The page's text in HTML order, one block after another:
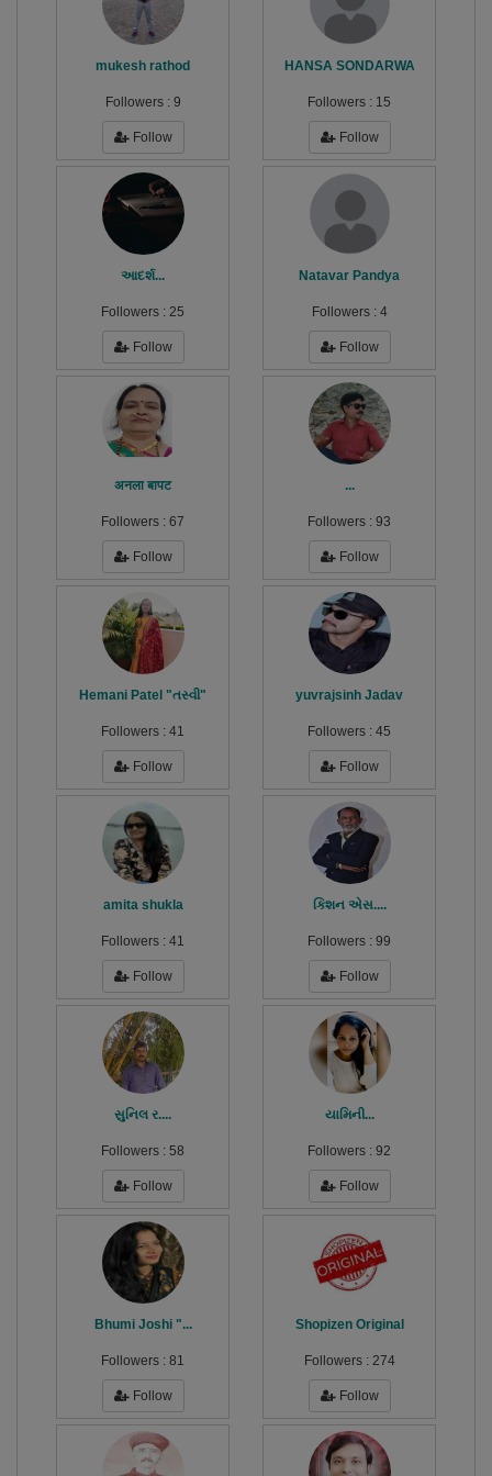
mukesh rathod
Followers : 9
Follow
HANSA SONDARWA
Followers : 15
Follow
આદર્શ...
Followers : 25
Follow
Natavar Pandya
Followers : 4
Follow
अनला बापट
Followers : 67
Follow
...
Followers : 93
Follow
Hemani Patel "તસ્વી"
Followers : 41
Follow
yuvrajsinh Jadav
Followers : 45
Follow
amita shukla
Followers : 41
Follow
કિશન એસ....
Followers : 99
Follow
સુનિલ ર....
Followers : 58
Follow
યામિની...
Followers : 92
Follow
Bhumi Joshi "...
Followers : 81
Follow
Shopizen Original
Followers : 274
Follow